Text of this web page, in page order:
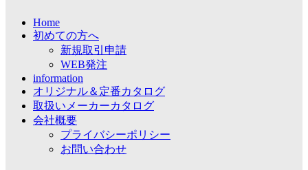
Home
初めての方へ
新規取引申請
WEB発注
information
オリジナル＆定番カタログ
取扱いメーカーカタログ
会社概要
プライバシーポリシー
お問い合わせ